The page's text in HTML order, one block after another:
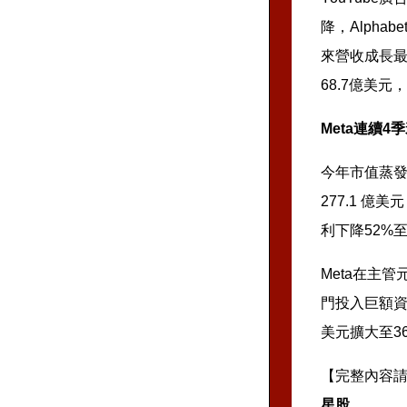
降，
來營收成長
68.7億美元
Meta連續4
今年市值蒸
277.1 億美
利下降52%
Meta在主管
門投入巨額
美元擴大至
【完整內容